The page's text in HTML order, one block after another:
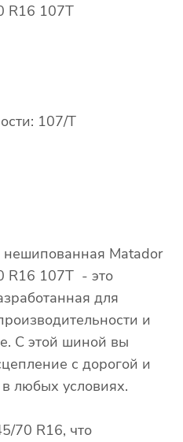
R16 107T
107/T
Matador
R16 107T - это
для
и
С этой шиной вы
с дорогой и
любых условиях.
70 R16, что